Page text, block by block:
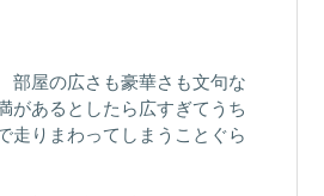
屋の広さも豪華さも文句な
あるとしたら広すぎてうち
走りまわってしまうことぐら